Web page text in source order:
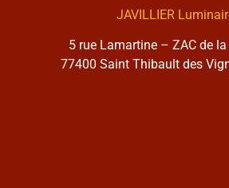
JAVILLIER
5 rue Lamartine – ZAC de
77400 Saint Thibault des